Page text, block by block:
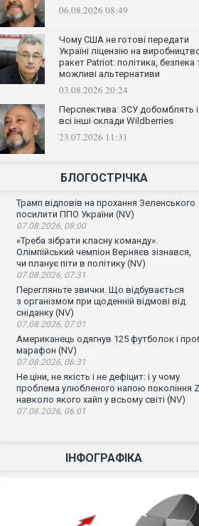
06.08.2026 08:49
Чому США не готові передати
Україні ліцензію на
ракет Patriot: політика, безпека
можливі альтернативи
03.08.2026 20:24
Перспектива: ЗСУ добомблять і
всі інші склади Wildberries
23.07.2026 11:31
БЛОГОСТРІЧКА
Трамп відповів на прохання Зеленського
посилити ППО України (NV)
07.08.2026, 08:00
«Треба зібрати класну команду».
Олімпійський чемпіон Верняєв зізнався,
чи планує піти в політику (NV)
07.08.2026, 07:31
Перегляньте звички. Що відбувається
з організмом при щоденній відмові від
сніданку (NV)
07.08.2026, 07:01
Американець одягнув 125 футболок і
марафон (NV)
07.08.2026, 06:31
Не ціни, не якість і не дефіцит: і у чому
проблема улюбленого напою покоління
навколо якого хайп у всьому світі (NV)
07.08.2026, 06:01
ІНФОГРАФІКА